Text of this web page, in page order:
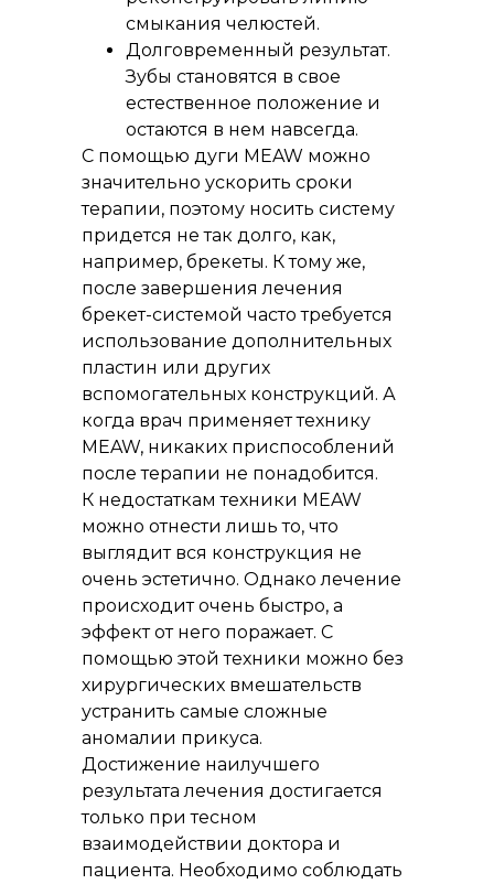
смыкания челюстей.
Долговременный результат.
Зубы становятся в свое
естественное положение и
остаются в нем навсегда.
С помощью дуги MEAW можно
значительно ускорить сроки
терапии, поэтому носить систему
придется не так долго, как,
например, брекеты. К тому же,
после завершения лечения
брекет-системой часто требуется
использование дополнительных
пластин или других
вспомогательных конструкций. А
когда врач применяет технику
MEAW, никаких приспособлений
после терапии не понадобится.
К недостаткам техники MEAW
можно отнести лишь то, что
выглядит вся конструкция не
очень эстетично. Однако лечение
происходит очень быстро, а
эффект от него поражает. С
помощью этой техники можно без
хирургических вмешательств
устранить самые сложные
аномалии прикуса.
Достижение наилучшего
результата лечения достигается
только при тесном
взаимодействии доктора и
пациента. Необходимо соблюдать